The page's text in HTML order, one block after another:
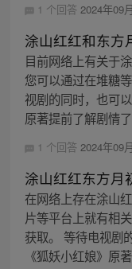
1 个回答 2024年09
涂山红红和东方
目前网络上有关于
您可以通过在堆糖
视剧的同时，也可
原著提前了解剧情了
1 个回答 2024年09
涂山红红东方月
在网络上存在涂山
片等平台上就有相
获取。 等待电视剧
《狐妖小红娘》原